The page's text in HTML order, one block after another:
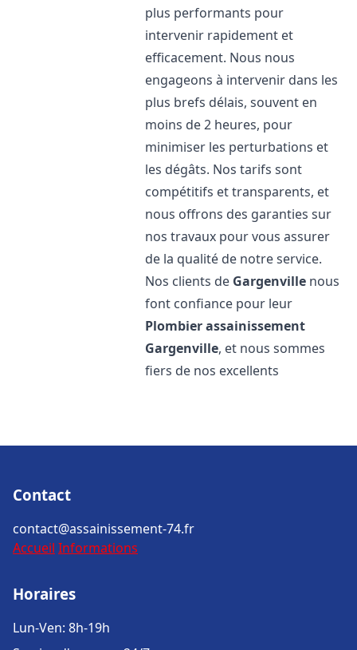
plus performants pour
intervenir rapidement et
efficacement. Nous nous
engageons à intervenir dans les
plus brefs délais, souvent en
moins de 2 heures, pour
minimiser les perturbations et
les dégâts. Nos tarifs sont
compétitifs et transparents, et
nous offrons des garanties sur
nos travaux pour vous assurer
de la qualité de notre service.
Nos clients de Gargenville nous
font confiance pour leur
Plombier assainissement
Gargenville, et nous sommes
fiers de nos excellents
Contact
contact@assainissement-74.fr
Accueil Informations
Horaires
Lun-Ven: 8h-19h